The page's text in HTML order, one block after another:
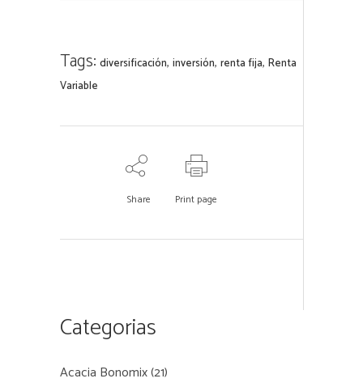
Tags: diversificación, inversión, renta fija, Renta
Variable
Share Print page
Categorias
Acacia Bonomix(21)